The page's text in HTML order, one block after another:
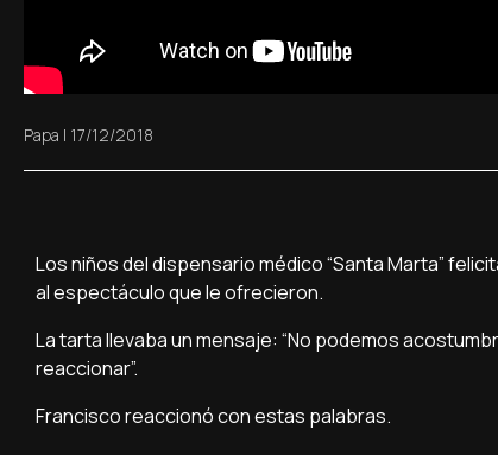
Papa | 17/12/2018
Los niños del dispensario médico “Santa Marta”
al espectáculo que le ofrecieron.
La tarta llevaba un mensaje: “No podemos
reaccionar”.
Francisco reaccionó con estas palabras.